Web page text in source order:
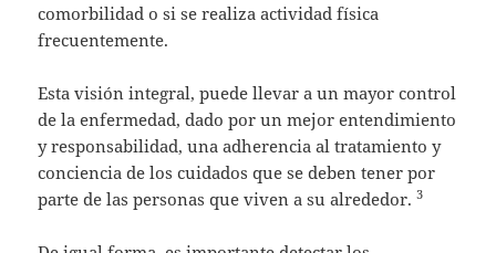
comorbilidad o si se realiza actividad física
frecuentemente.
Esta visión integral, puede llevar a un mayor control
de la enfermedad, dado por un mejor entendimiento
y responsabilidad, una adherencia al tratamiento y
conciencia de los cuidados que se deben tener por
parte de las personas que viven a su alrededor.3